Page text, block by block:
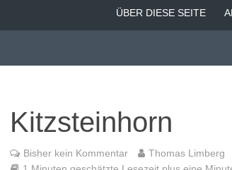
ÜBER DIESE SEITE
Kitzsteinhorn
Bisher kein Kommentar
Thomas Limberg